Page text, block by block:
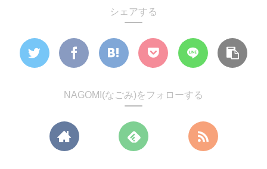
シェアする
NAGOMI(なごみ)をフォローする